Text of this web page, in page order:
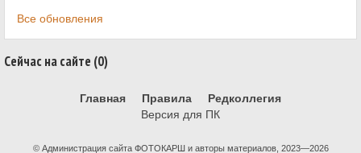
Все обновления
Сейчас на сайте (0)
Главная Правила
Редколлегия
Версия для ПК
© Администрация сайта ФОТОКАРШ и авторы материалов, 2023—2026